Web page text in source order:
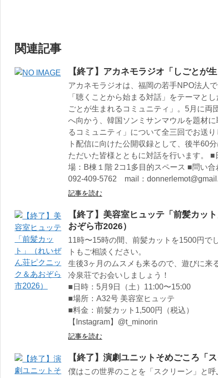
関連記事
【終了】アカネモラジオ「しごとが
アカネモラジオは、福岡の若手NPO法人
「聴くことから始まる対話」をテーマと
ごとが生まれるコミュニティ」。5月に両
へ向かう、韓国ソンミサンマウルを題材
るコミュニティ」について全三回でお送
ト配信に向けた公開収録として、後半60
ただいた皆様とともに対話を行います。
場：B棟１階 2コ1多目的スペース ■問い
092-409-5762 mail：
記事を読む
【終了】美容室ヒュッテ「前髪カッ
おぞら市2026）
11時〜15時の間、前髪カットを1500円で
トもご相談ください。
生後3ヶ月のムスメも来るので、遊びに来
冷泉荘でお会いしましょう！
■日時：5月9日（土）11:00〜15:00
■場所：A32号 美容室ヒュッテ
■料金：前髪カット1,500円（税込）
【Instagram】@t_minorin
記事を読む
【終了】演劇ユニットそめごころ「
僕はこの世界のことを「スクリーン」と